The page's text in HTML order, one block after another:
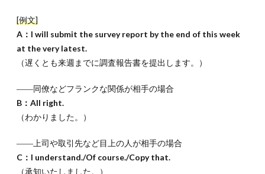
なるが
受け入
れると
き
enough”
1.9.
8.予想ど
ることを
る“I’m not
[例文]
A：I will submit the survey report by the end of this week
at the very latest.
（遅くとも来週までに調査報告書を提出します。）
――同僚などフランクな関係が相手の場合
B：All right.
（わかりました。）
――上司や取引先など目上の人が相手の場合
C：I understand./Of course./Copy that.
（承知いたしました。）